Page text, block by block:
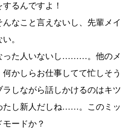
るんですよ！
なこと言えないし、先輩メイ
。
った人いないし………。他のメ
かしらお仕事してて忙しそう
しながら話しかけるのはキツ
たし新人だしね……。このミッ
ードか？